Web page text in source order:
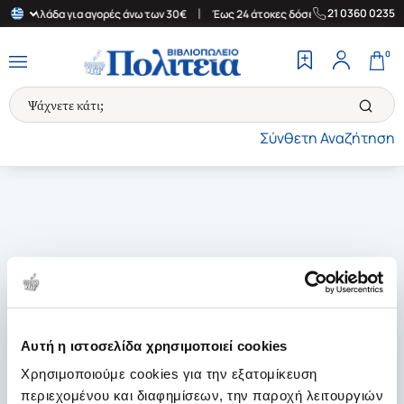
Αυτή η ιστοσελίδα χρησιμοποιεί cookies
Χρησιμοποιούμε cookies για την εξατομίκευση
περιεχομένου και διαφημίσεων, την παροχή λειτουργιών
Ελλάδα για αγορές άνω των 30€ Έως 24 άτοκες δόσεις |
21 0360 0235
Σύνθετη Αναζήτηση
0